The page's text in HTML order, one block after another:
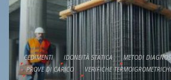
CEDIMENTI IDONEITÀ STATICA METODI
PROVE DI CARICO
VERIFICHE